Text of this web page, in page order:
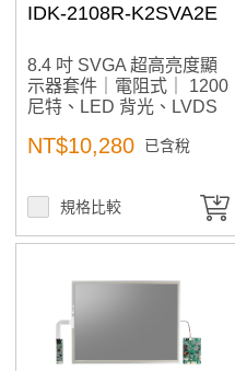
IDK-2108R-K2SVA2E
8.4 吋 SVGA 超高亮度顯
示器套件｜電阻式｜ 1200
尼特、LED 背光、LVDS
NT$10,280 已含稅
規格比較